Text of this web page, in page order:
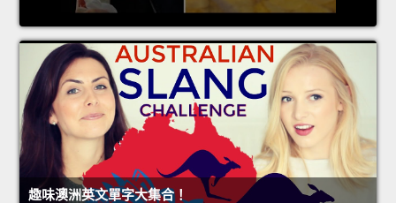
趣味澳洲英文單字大集合！